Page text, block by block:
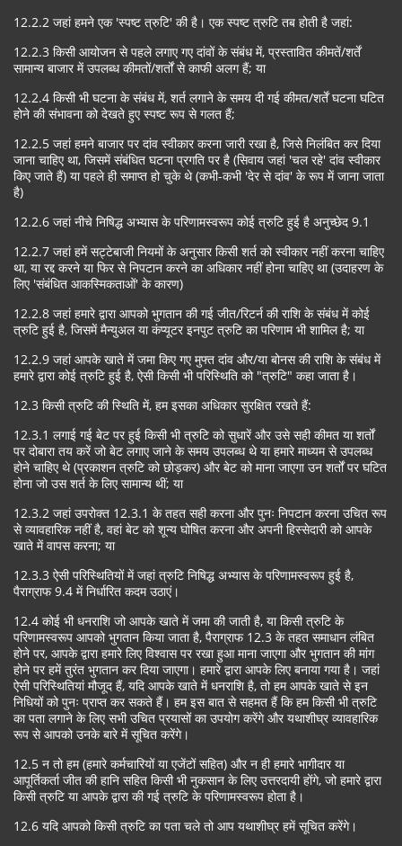
12.2.2 जहां हमने एक 'स्पष्ट त्रुटि' की है। एक स्पष्ट त्रुटि तब होती है जहां:
12.2.3 किसी आयोजन से पहले लगाए गए दांवों के संबंध में, प्रस्तावित कीमतें/शर्तें
सामान्य बाजार में उपलब्ध कीमतों/शर्तों से काफी अलग हैं; या
12.2.4 किसी भी घटना के संबंध में, शर्त लगाने के समय दी गई कीमत/शर्तें घटना घटित
होने की संभावना को देखते हुए स्पष्ट रूप से गलत हैं;
12.2.5 जहां हमने बाजार पर दांव स्वीकार करना जारी रखा है, जिसे निलंबित कर दिया
जाना चाहिए था, जिसमें संबंधित घटना प्रगति पर है (सिवाय जहां 'चल रहे' दांव स्वीकार
किए जाते हैं) या पहले ही समाप्त हो चुके थे (कभी-कभी 'देर से दांव' के रूप में जाना जाता
है)
12.2.6 जहां नीचे निषिद्ध अभ्यास के परिणामस्वरूप कोई त्रुटि हुई है अनुच्छेद 9.1
12.2.7 जहां हमें सट्टेबाजी नियमों के अनुसार किसी शर्त को स्वीकार नहीं करना चाहिए
था, या रद्द करने या फिर से निपटान करने का अधिकार नहीं होना चाहिए था (उदाहरण के
लिए 'संबंधित आकस्मिकताओं' के कारण)
12.2.8 जहां हमारे द्वारा आपको भुगतान की गई जीत/रिटर्न की राशि के संबंध में कोई
त्रुटि हुई है, जिसमें मैन्युअल या कंप्यूटर इनपुट त्रुटि का परिणाम भी शामिल है; या
12.2.9 जहां आपके खाते में जमा किए गए मुफ्त दांव और/या बोनस की राशि के संबंध में
हमारे द्वारा कोई त्रुटि हुई है, ऐसी किसी भी परिस्थिति को "त्रुटि" कहा जाता है।
12.3 किसी त्रुटि की स्थिति में, हम इसका अधिकार सुरक्षित रखते हैं:
12.3.1 लगाई गई बेट पर हुई किसी भी त्रुटि को सुधारें और उसे सही कीमत या शर्तों
पर दोबारा तय करें जो बेट लगाए जाने के समय उपलब्ध थे या हमारे माध्यम से उपलब्ध
होने चाहिए थे (प्रकाशन त्रुटि को छोड़कर) और बेट को माना जाएगा उन शर्तों पर घटित
होना जो उस शर्त के लिए सामान्य थीं; या
12.3.2 जहां उपरोक्त 12.3.1 के तहत सही करना और पुनः निपटान करना उचित रूप
से व्यावहारिक नहीं है, वहां बेट को शून्य घोषित करना और अपनी हिस्सेदारी को आपके
खाते में वापस करना; या
12.3.3 ऐसी परिस्थितियों में जहां त्रुटि निषिद्ध अभ्यास के परिणामस्वरूप हुई है,
पैराग्राफ 9.4 में निर्धारित कदम उठाएं।
12.4 कोई भी धनराशि जो आपके खाते में जमा की जाती है, या किसी त्रुटि के
परिणामस्वरूप आपको भुगतान किया जाता है, पैराग्राफ 12.3 के तहत समाधान लंबित
होने पर, आपके द्वारा हमारे लिए विश्वास पर रखा हुआ माना जाएगा और भुगतान की मांग
होने पर हमें तुरंत भुगतान कर दिया जाएगा। हमारे द्वारा आपके लिए बनाया गया है। जहां
ऐसी परिस्थितियां मौजूद हैं, यदि आपके खाते में धनराशि है, तो हम आपके खाते से इन
निधियों को पुनः प्राप्त कर सकते हैं। हम इस बात से सहमत हैं कि हम किसी भी त्रुटि
का पता लगाने के लिए सभी उचित प्रयासों का उपयोग करेंगे और यथाशीघ्र व्यावहारिक
रूप से आपको उनके बारे में सूचित करेंगे।
12.5 न तो हम (हमारे कर्मचारियों या एजेंटों सहित) और न ही हमारे भागीदार या
आपूर्तिकर्ता जीत की हानि सहित किसी भी नुकसान के लिए उत्तरदायी होंगे, जो हमारे द्वारा
किसी त्रुटि या आपके द्वारा की गई त्रुटि के परिणामस्वरूप होता है।
12.6 यदि आपको किसी त्रुटि का पता चले तो आप यथाशीघ्र हमें सूचित करेंगे।